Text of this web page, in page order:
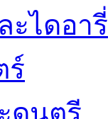
ะไดอารี่
ร์